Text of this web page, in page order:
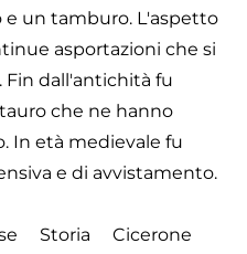
e un tamburo. L'aspetto
asportazioni che si
Fin dall'antichità fu
che ne hanno
In età medievale fu
e di avvistamento.
Storia
Cicerone